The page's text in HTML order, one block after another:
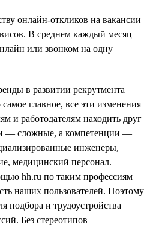
онлайн-откликов на вакансии
В среднем каждый месяц
или звонком на одну
в развитии рекрутмента
главное, все эти изменения
и работодателям находить друг
— сложные, а компетенции —
инженеры,
медицинский персонал.
hh.ru по таким профессиям
наших пользователей. Поэтому
подбора и трудоустройства
Без стереотипов